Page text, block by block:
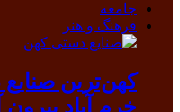
جامعه
فرهنگ و هنر
کهن‌ترین صنایع